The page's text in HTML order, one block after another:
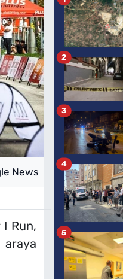
I Run,
araya
2
3
4
5